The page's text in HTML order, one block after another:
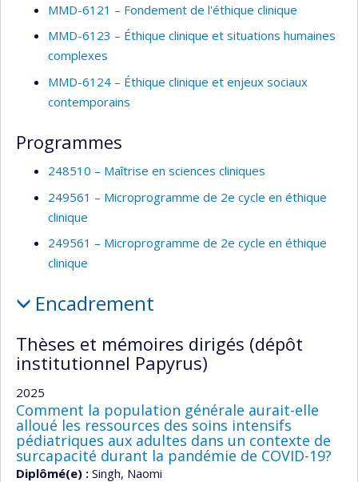
MMD-6121 – Fondement de l'éthique clinique
MMD-6123 – Éthique clinique et situations humaines
complexes
MMD-6124 – Éthique clinique et enjeux sociaux
contemporains
Programmes
248510 – Maîtrise en sciences cliniques
249561 – Microprogramme de 2e cycle en éthique
clinique
249561 – Microprogramme de 2e cycle en éthique
clinique
Encadrement
Thèses et mémoires dirigés (dépôt
institutionnel Papyrus)
2025
Comment la population générale aurait-elle
alloué les ressources des soins intensifs
pédiatriques aux adultes dans un contexte de
surcapacité durant la pandémie de COVID-19?
Diplômé(e) : Singh, Naomi